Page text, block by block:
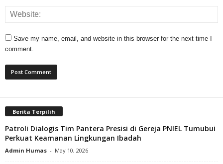
Save my name, email, and website in this browser for the next time I
comment.
Berita Terpilih
Patroli Dialogis Tim Pantera Presisi di Gereja PNIEL Tumubui
Perkuat Keamanan Lingkungan Ibadah
Admin Humas - May 10, 2026